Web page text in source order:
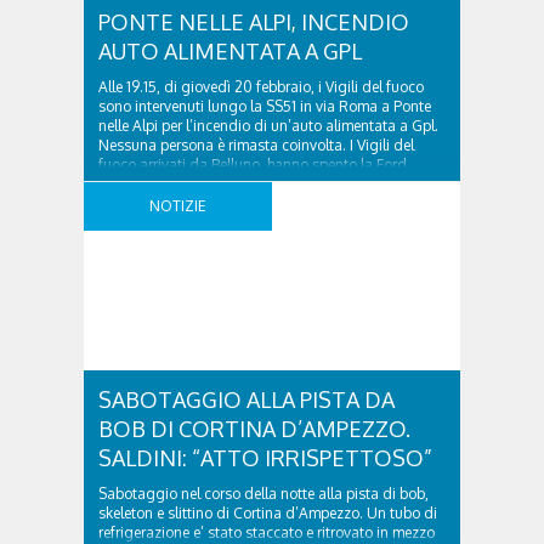
PONTE NELLE ALPI, INCENDIO
AUTO ALIMENTATA A GPL
Alle 19.15, di giovedì 20 febbraio, i Vigili del fuoco
sono intervenuti lungo la SS51 in via Roma a Ponte
nelle Alpi per l’incendio di un’auto alimentata a Gpl.
Nessuna persona è rimasta coinvolta. I Vigili del
fuoco arrivati da Belluno, hanno spento la Ford
Fiesta completamente avvolta dalle fiamme all’arrivo
della squadra. Le operazioni ..
NOTIZIE
SABOTAGGIO ALLA PISTA DA
BOB DI CORTINA D’AMPEZZO.
SALDINI: “ATTO IRRISPETTOSO”
Sabotaggio nel corso della notte alla pista di bob,
skeleton e slittino di Cortina d’Ampezzo. Un tubo di
refrigerazione e’ stato staccato e ritrovato in mezzo